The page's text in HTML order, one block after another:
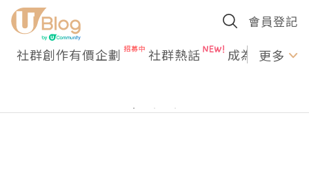
會員登記
社群創作有價企劃 社群熱話 成為U更多